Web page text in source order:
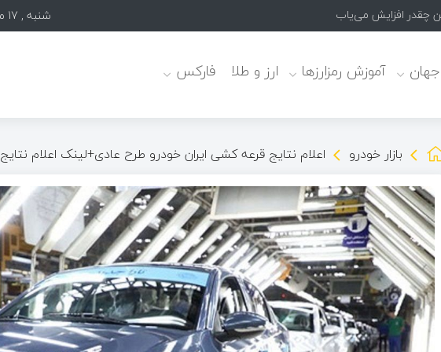
چقدر افزایش می‌یابد؟ شنبه , 17 مرداد 1405
جهان آموزش رمزارزها ارز و طلا فارکس
بازار خودرو اعلام نتایج قرعه کشی ایران خودرو طرح عادی+لینک اعلام نتایج